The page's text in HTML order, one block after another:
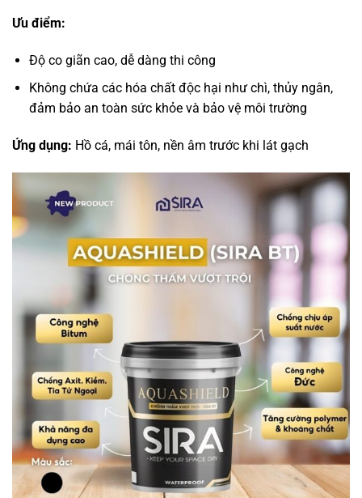
Ưu điểm:
Độ co giãn cao, dễ dàng thi công
Không chứa các hóa chất độc hại như chì, thủy ngân,
đảm bảo an toàn sức khỏe và bảo vệ môi trường
Ứng dụng: Hồ cá, mái tôn, nền âm trước khi lát gạch